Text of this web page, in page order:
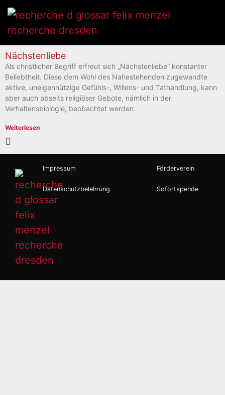
Nächstenliebe
Als christlicher Begriff erfreut sich „Nächstenliebe“ konstanter
Beliebtheit. Diese dem Wohl des Nahestehenden zugewandte
aktive, uneigennützige Gefühls-, Willens- und Tathandlung, kann
aber auch abseits religiöser Gebote, nämlich in der
Verhaltensbiologie, beobachtet werden.
Weiterlesen
Impressum
Datenschutzbelehrung
Förderverein
Sofortspende